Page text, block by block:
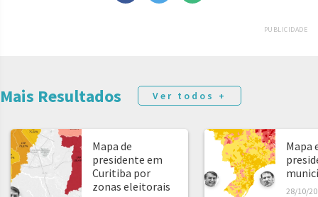
PUBLICIDADE
Mais Resultados Ver todos +
Mapa de
presidente em
Curitiba por
zonas eleitorais
Mapa
28/10/